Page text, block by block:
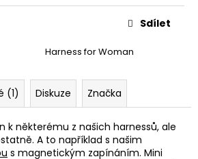
Harness for Woman
Sdílet
(1) Diskuze Značka
k některému z našich harnessů, ale
A to například s našim
s magnetickým zapínáním. Mini